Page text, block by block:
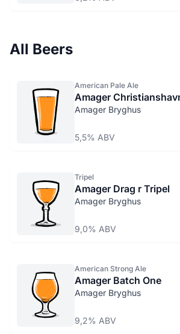
All Beers
American Pale Ale
Amager
Amager Bryghus
5,5% ABV
Tripel
Amager Drag r Tripel
Amager Bryghus
9,0% ABV
American Strong Ale
Amager Batch One
Amager Bryghus
9,2% ABV